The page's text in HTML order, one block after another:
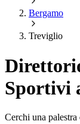
Bergamo
Treviglio
Sportivi
Cerchi una